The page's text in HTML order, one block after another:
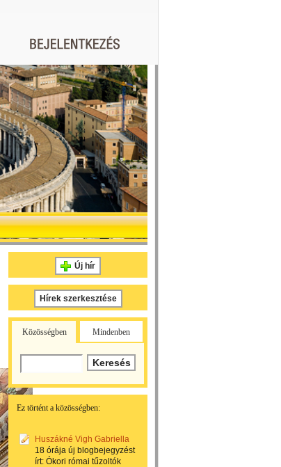
Új hír
Hírek szerkesztése
Közösségben Mindenben
Ez történt a közösségben:
Huszákné Vigh Gabriella
18 órája új blogbejegyzést
írt: Ókori római tűzoltók